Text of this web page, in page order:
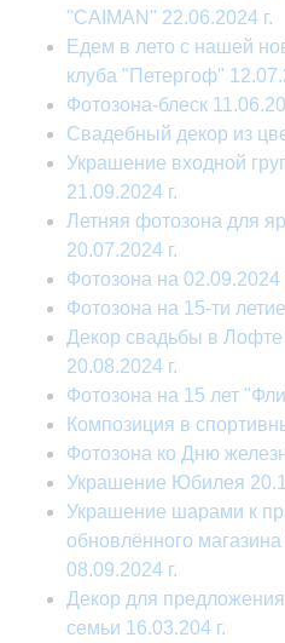
"CAIMAN" 22.06.2024 г.
Едем в лето с нашей
клуба "Петергоф"
Фотозона-блеск
Свадебный декор из
Украшение входной
21.09.2024 г.
Летняя фотозона для
20.07.2024 г.
Фотозона на 02.09.2024
Фотозона на 15-ти
Декор свадьбы в
20.08.2024 г.
Фотозона на 15 лет
Композиция в
Фотозона ко Дню
Украшение Юбилея
Украшение шарами к
обновлённого
08.09.2024 г.
Декор для предложения
семьи 16.03.204 г.